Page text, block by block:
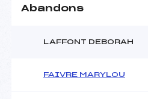
Abandons
LAFFONT DEBORAH
FAIVRE MARYLOU